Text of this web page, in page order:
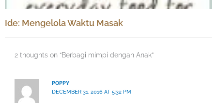
Ide: Mengelola Waktu Masak
2 thoughts on “Berbagi mimpi dengan Anak”
POPPY
DECEMBER 31, 2016 AT 5:32 PM